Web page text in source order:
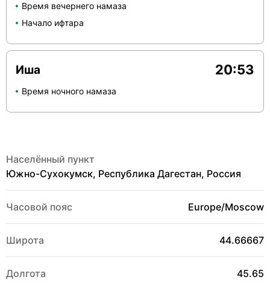
Время вечернего намаза
Начало ифтара
Иша 20:53
Время ночного намаза
Населённый пункт
Южно-Сухокумск, Республика Дагестан, Россия
Часовой пояс Europe/Moscow
Широта 44.66667
Долгота 45.65